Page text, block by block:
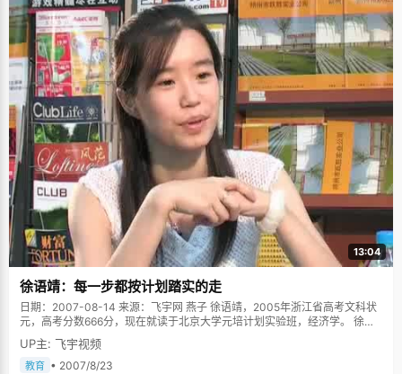
13:04
徐语靖：每一步都按计划踏实的走
日期：2007-08-14 来源：飞宇网 燕子 徐语靖，2005年浙江省高考文科状
元，高考分数666分，现在就读于北京大学元培计划实验班，经济学。 徐语
靖来自浙江衢州，这个小市还从来没有出过高考状元，徐语靖的突围不禁让
所有人都为之振奋起来。高考完第一次查分数，徐语靖把电话里夹杂着电波
的声音听成了全省第十名，当时就兴奋不已，北大算是有希望了。后来在网
UP主: 飞宇视频
教育 • 2007/8/23